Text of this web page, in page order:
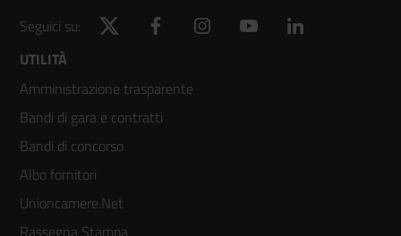
Seguici su:
Twitter Facebook Instagram YouTube
Footer
menù
colonna
2
UTILITÀ
Amministrazione trasparente
Bandi di gara e contratti
Bandi di concorso
Albo fornitori
Unioncamere.Net
Rassegna Stampa